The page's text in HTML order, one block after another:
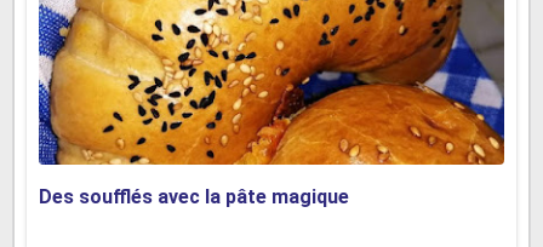
Des soufflés avec la pâte magique